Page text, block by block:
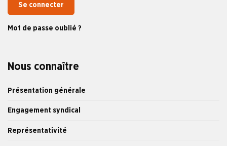
Nous connaître
Présentation générale
Engagement syndical
Représentativité
Se connecter
Mot de passe oublié ?